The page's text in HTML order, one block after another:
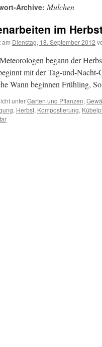
Archive: Mulchen
im
am Dienstag, 18. September 2012
begann der
mit der Tag-und-Nacht-
Wann beginnen Frühling,
unterGarten und Pflanzen,
, Herbst, Kompostierung,